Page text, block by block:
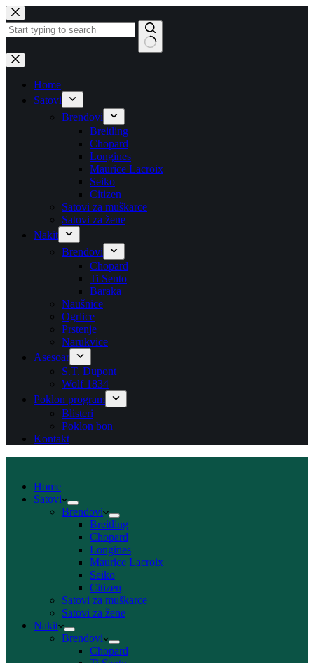
Skip
to
content
No
results
Home
Satovi
Brendovi
Breitling
Chopard
Longines
Maurice Lacroix
Seiko
Citizen
Satovi za muškarce
Satovi za žene
Nakit
Brendovi
Chopard
Ti Sento
Baraka
Naušnice
Ogrlice
Prstenje
Narukvice
Asesoar
S.T. Dupont
Wolf 1834
Poklon program
Blisteri
Poklon bon
Kontakt
Home
Satovi
Brendovi
Breitling
Chopard
Longines
Maurice Lacroix
Seiko
Citizen
Satovi za muškarce
Satovi za žene
Nakit
Brendovi
Chopard